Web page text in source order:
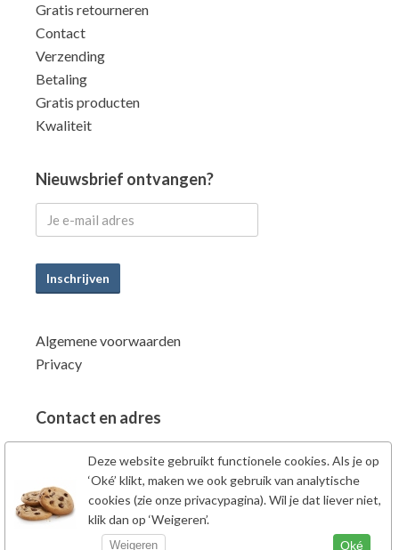
Deze website gebruikt functionele cookies. Als je op
‘Oké’ klikt, maken we ook gebruik van analytische
cookies (zie onze privacypagina). Wil je dat liever niet,
klik dan op ‘Weigeren’.
Weigeren Oké
Gratis retourneren
Contact
Verzending
Betaling
Gratis producten
Kwaliteit
Nieuwsbrief ontvangen?
Inschrijven
Algemene voorwaarden
Privacy
Contact en adres
Power Supplements BV
Fahrenheitstraat 7
6662PZ Elst Gld
Nederland
Tel: 0481-707138